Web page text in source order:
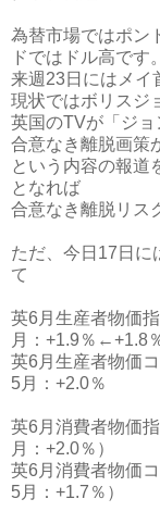
為替市場ではポン
ドではドル高です。
来週23日にはメイ
現状ではボリスジ
英国のTVが「ジ
合意なき離脱画策
という内容の報道
となれば
合意なき離脱リス
ただ、今日17日に
て
英6月生産者物価
月：+1.9％←+1.8％
英6月生産者物価
5月：+2.0％
英6月消費者物価
月：+2.0％）
英6月消費者物価
5月：+1.7％）